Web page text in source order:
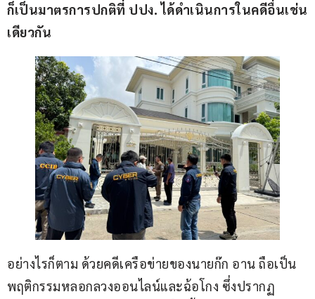
ก็เป็นมาตรการปกติที่ ปปง. ได้ดำเนินการในคดีอื่นเช่น
เดียวกัน
อย่างไรก็ตาม ด้วยคดีเครือข่ายของนายก๊ก อาน ถือเป็น
พฤติกรรมหลอกลวงออนไลน์และฉ้อโกง ซึ่งปรากฏ